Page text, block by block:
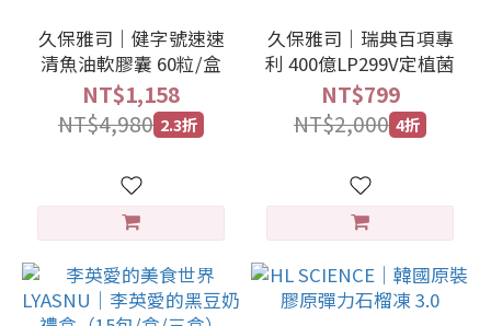
久保雅司｜健字號速速
清魚油軟膠囊 60粒/盒
NT$1,158
NT$4,980 2.3折
久保雅司｜瑞典百項專
利 400億LP299V定植菌
NT$799
NT$2,000 4折